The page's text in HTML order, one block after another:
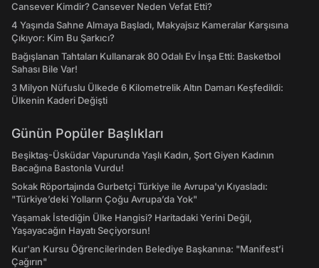
Cansever Kimdir? Cansever Neden Vefat Etti?
4 Yaşında Sahne Almaya Başladı, Makyajsız Kameralar Karşısına
Çıkıyor: Kim Bu Şarkıcı?
Bağışlanan Tahtaları Kullanarak 80 Odalı Ev İnşa Etti: Basketbol
Sahası Bile Var!
3 Milyon Nüfuslu Ülkede 6 Kilometrelik Altın Damarı Keşfedildi:
Ülkenin Kaderi Değişti
Günün Popüler Başlıkları
Beşiktaş-Üsküdar Vapurunda Yaşlı Kadın, Şort Giyen Kadının
Bacağına Bastonla Vurdu!
Sokak Röportajında Gurbetçi Türkiye ile Avrupa'yı Kıyasladı:
"Türkiye’deki Yolların Çoğu Avrupa’da Yok"
Yaşamak İstediğin Ülke Hangisi? Haritadaki Yerini Değil,
Yaşayacağın Hayatı Seçiyorsun!
Kur'an Kursu Öğrencilerinden Belediye Başkanına: "Manifest’i
Çağırın"